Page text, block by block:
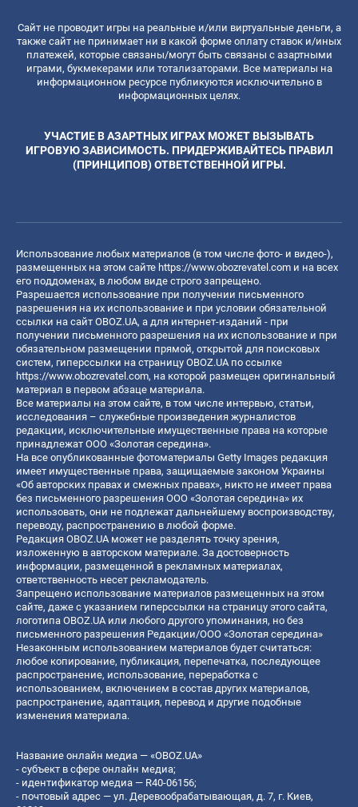
Сайт не проводит игры на реальные и/или виртуальные деньги, а
также сайт не принимает ни в какой форме оплату ставок и/иных
платежей, которые связаны/могут быть связаны с азартными
играми, букмекерами или тотализаторами. Все материалы на
информационном ресурсе публикуются исключительно в
информационных целях.
УЧАСТИЕ В АЗАРТНЫХ ИГРАХ МОЖЕТ ВЫЗЫВАТЬ
ИГРОВУЮ ЗАВИСИМОСТЬ. ПРИДЕРЖИВАЙТЕСЬ ПРАВИЛ
(ПРИНЦИПОВ) ОТВЕТСТВЕННОЙ ИГРЫ.
Использование любых материалов (в том числе фото- и видео-),
размещенных на этом сайте https://www.obozrevatel.com и на всех
его поддоменах, в любом виде строго запрещено.
Разрешается использование при получении письменного
разрешения на их использование и при условии обязательной
ссылки на сайт OBOZ.UA, а для интернет-изданий - при
получении письменного разрешения на их использование и при
обязательном размещении прямой, открытой для поисковых
систем, гиперссылки на страницу OBOZ.UA по ссылке
https://www.obozrevatel.com, на которой размещен оригинальный
материал в первом абзаце материала.
Все материалы на этом сайте, в том числе интервью, статьи,
исследования – служебные произведения журналистов
редакции, исключительные имущественные права на которые
принадлежат ООО «Золотая середина».
На все опубликованные фотоматериалы Getty Images редакция
имеет имущественные права, защищаемые законом Украины
«Об авторских правах и смежных правах», никто не имеет права
без письменного разрешения ООО «Золотая середина» их
использовать, они не подлежат дальнейшему воспроизводству,
переводу, распространению в любой форме.
Редакция OBOZ.UA может не разделять точку зрения,
изложенную в авторском материале. За достоверность
информации, размещенной в рекламных материалах,
ответственность несет рекламодатель.
Запрещено использование материалов размещенных на этом
сайте, даже с указанием гиперссылки на страницу этого сайта,
логотипа OBOZ.UA или любого другого упоминания, но без
письменного разрешения Редакции/ООО «Золотая середина»
Незаконным использованием материалов будет считаться:
любое копирование, публикация, перепечатка, последующее
распространение, использование, переработка с
использованием, включением в состав других материалов,
распространение, адаптация, перевод и другие подобные
изменения материала.
Название онлайн медиа — «OBOZ.UA»
- субъект в сфере онлайн медиа;
- идентификатор медиа — R40-06156;
- почтовый адрес — ул. Деревообрабатывающая, д. 7, г. Киев,